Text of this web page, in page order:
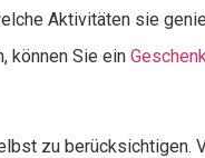
Aktivitäten sie
können Sie ein
zu berücksichtigen.